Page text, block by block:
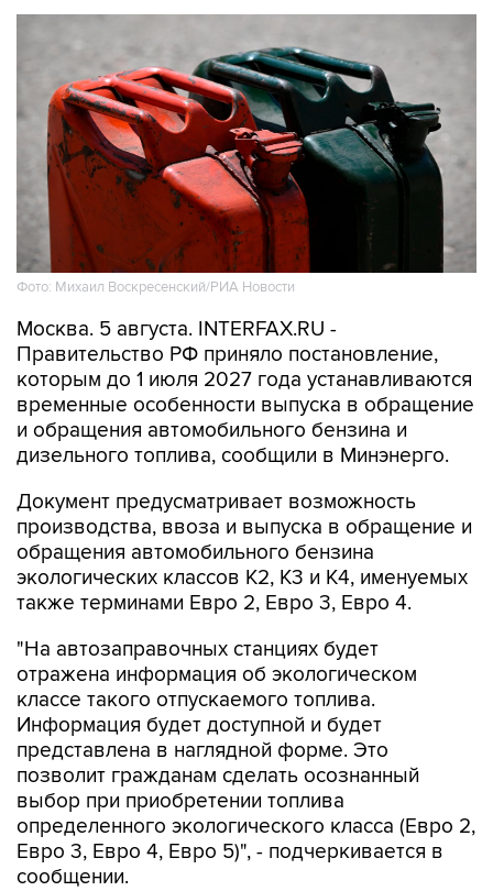
Фото: Михаил Воскресенский/РИА Новости
Москва. 5 августа. INTERFAX.RU -
Правительство РФ приняло постановление,
которым до 1 июля 2027 года устанавливаются
временные особенности выпуска в обращение
и обращения автомобильного бензина и
дизельного топлива, сообщили в Минэнерго.
Документ предусматривает возможность
производства, ввоза и выпуска в обращение и
обращения автомобильного бензина
экологических классов К2, К3 и К4, именуемых
также терминами Евро 2, Евро 3, Евро 4.
"На автозаправочных станциях будет
отражена информация об экологическом
классе такого отпускаемого топлива.
Информация будет доступной и будет
представлена в наглядной форме. Это
позволит гражданам сделать осознанный
выбор при приобретении топлива
определенного экологического класса (Евро 2,
Евро 3, Евро 4, Евро 5)", - подчеркивается в
сообщении.